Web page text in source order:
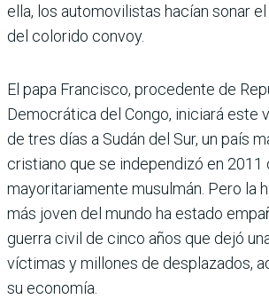
ella, los automovilistas hacían sonar
del colorido convoy.
El papa Francisco, procedente de
Democrática del Congo, iniciará este
de tres días a Sudán del Sur, un país
cristiano que se independizó en 2011
mayoritariamente musulmán. Pero la
más joven del mundo ha estado
guerra civil de cinco años que dejó
víctimas y millones de desplazados,
su economía.